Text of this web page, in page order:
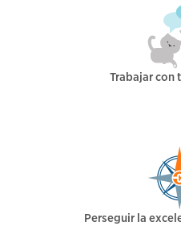
Trabajar con
Perseguir la